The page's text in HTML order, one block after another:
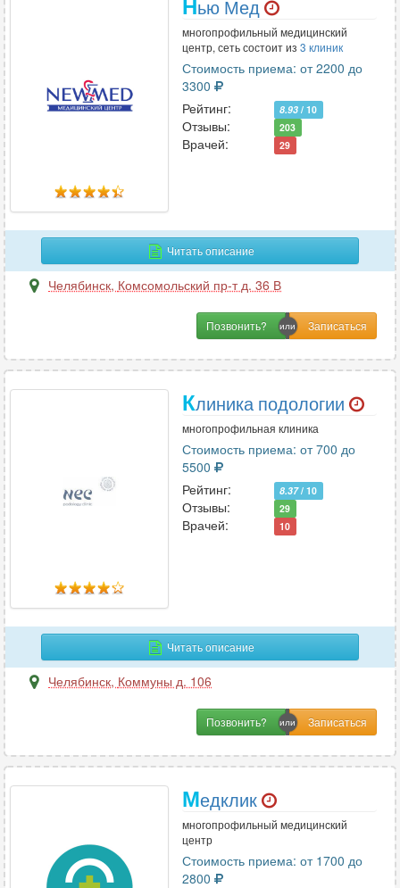
ью Мед
многопрофильный медицинский
центр, сеть состоит из 3 клиник
Стоимость приема: от 2200 до
3300
Рейтинг:
8.93 / 10
Отзывы: 203
Врачей: 29
Читать описание
Челябинск, Комсомольский пр-т д. 36 В
Позвонить?
Клиника подологии
многопрофильная клиника
Стоимость приема: от 700 до
5500
Рейтинг:
8.37/ 10
Отзывы: 29
Врачей: 10
Читать описание
Челябинск, Коммуны д. 106
Позвонить?
Медклик
многопрофильный медицинский
центр
Стоимость приема: от 1700 до
2800